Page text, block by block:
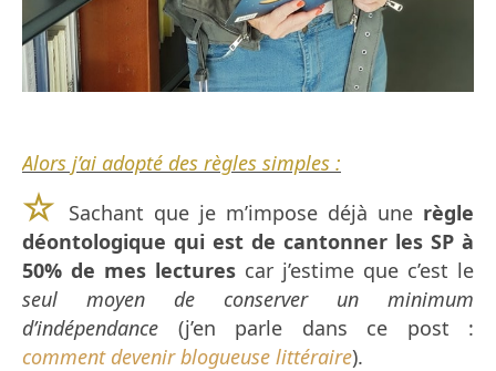
Alors j’ai adopté des règles simples :
☆ Sachant que je m’impose déjà une règle
déontologique qui est de cantonner les SP à
50% de mes lectures car j’estime que c’est le
seul moyen de conserver un minimum
d’indépendance (j’en parle dans ce post :
comment devenir blogueuse littéraire).